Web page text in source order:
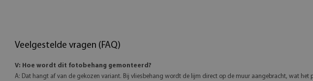
Veelgestelde vragen (FAQ)
V: Hoe wordt dit fotobehang gemonteerd?
A: Dat hangt af van de gekozen variant. Bij vliesbehang wordt de lijm direct op de muur aangebracht, wat